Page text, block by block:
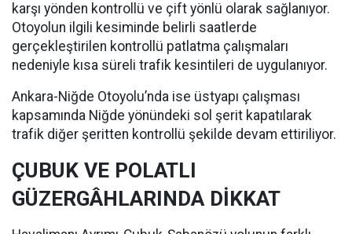
karşı yönden kontrollü ve çift yönlü olarak sağlanıyor.
Otoyolun ilgili kesiminde belirli saatlerde
gerçekleştirilen kontrollü patlatma çalışmaları
nedeniyle kısa süreli trafik kesintileri de uygulanıyor.
Ankara-Niğde Otoyolu’nda ise üstyapı çalışması
kapsamında Niğde yönündeki sol şerit kapatılarak
trafik diğer şeritten kontrollü şekilde devam ettiriliyor.
ÇUBUK VE POLATLI
GÜZERGÂHLARINDA DİKKAT